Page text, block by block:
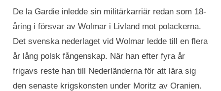
De la Gardie inledde sin militärkarriär redan som 18-
åring i försvar av Wolmar i Livland mot polackerna.
Det svenska nederlaget vid Wolmar ledde till en flera
år lång polsk fångenskap. När han efter fyra år
frigavs reste han till Nederländerna för att lära sig
den senaste krigskonsten under Moritz av Oranien.